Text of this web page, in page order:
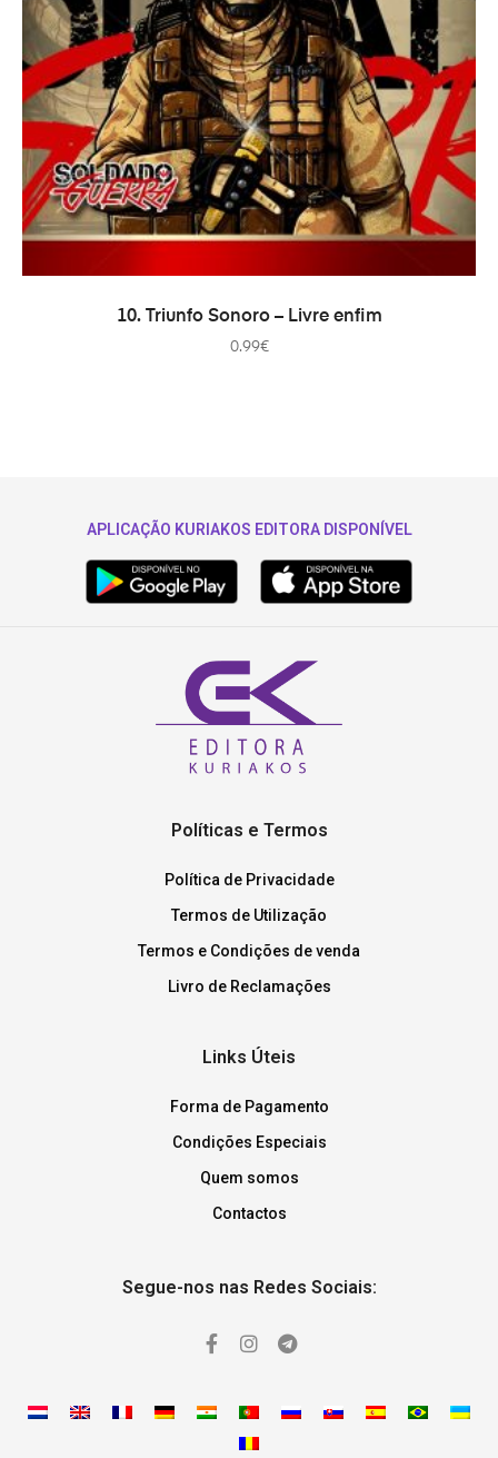
AÑADIR AL CARRITO
10. Triunfo Sonoro – Livre enfim
0.99€
APLICAÇÃO KURIAKOS EDITORA DISPONÍVEL
Políticas e Termos
Política de Privacidade
Termos de Utilização
Termos e Condições de venda
Livro de Reclamações
Links Úteis
Forma de Pagamento
Condições Especiais
Quem somos
Contactos
Segue-nos nas Redes Sociais: